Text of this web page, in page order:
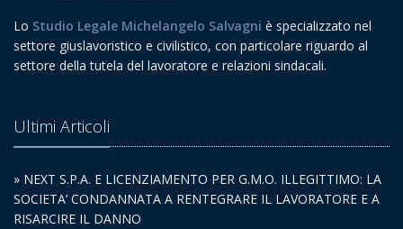
Lo Studio Legale Michelangelo Salvagni è specializzato nel
settore giuslavoristico e civilistico, con particolare riguardo al
settore della tutela del lavoratore e relazioni sindacali.
Ultimi Articoli
» NEXT S.P.A. E LICENZIAMENTO PER G.M.O. ILLEGITTIMO: LA
SOCIETA’ CONDANNATA A RENTEGRARE IL LAVORATORE E A
RISARCIRE IL DANNO